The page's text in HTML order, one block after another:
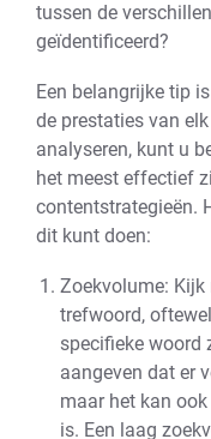
tussen de
geïdentificeerd?
Een belangrijke tip
de prestaties van
analyseren, kunt u
het meest effectief
contentstrategieën.
dit kunt doen:
Zoekvolume:
trefwoord,
specifieke woord
aangeven dat er
maar het kan
is. Een laag